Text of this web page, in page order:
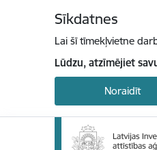
Sīkdatnes
Lai šī tīmekļvietne
Lūdzu, atzīmējiet
Noraidīt